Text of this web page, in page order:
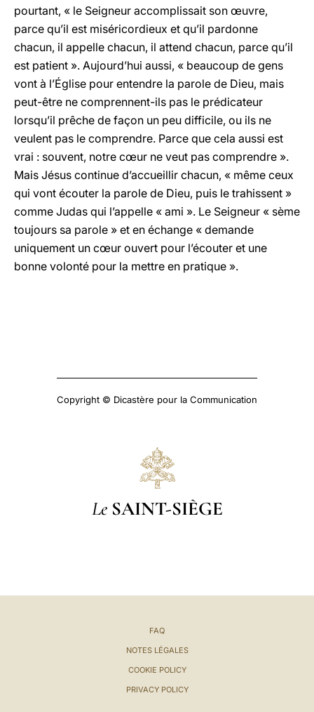
pourtant, « le Seigneur accomplissait son œuvre,
parce qu’il est miséricordieux et qu’il pardonne
chacun, il appelle chacun, il attend chacun, parce qu’il
est patient ». Aujourd’hui aussi, « beaucoup de gens
vont à l’Église pour entendre la parole de Dieu, mais
peut-être ne comprennent-ils pas le prédicateur
lorsqu’il prêche de façon un peu difficile, ou ils ne
veulent pas le comprendre. Parce que cela aussi est
vrai : souvent, notre cœur ne veut pas comprendre ».
Mais Jésus continue d’accueillir chacun, « même ceux
qui vont écouter la parole de Dieu, puis le trahissent »
comme Judas qui l’appelle « ami ». Le Seigneur « sème
toujours sa parole » et en échange « demande
uniquement un cœur ouvert pour l’écouter et une
bonne volonté pour la mettre en pratique ».
Copyright © Dicastère pour la Communication
Le SAINT-SIÈGE
FAQ
NOTES LÉGALES
COOKIE POLICY
PRIVACY POLICY